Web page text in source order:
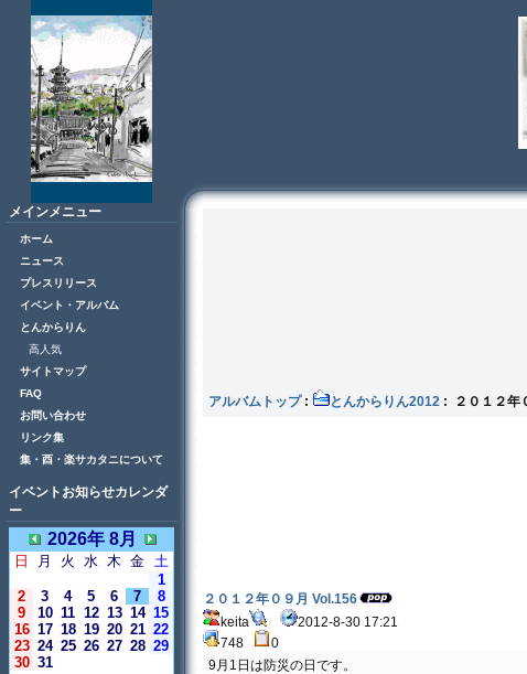
メインメニュー
ホーム
ニュース
プレスリリース
イベント・アルバム
とんからりん
高人気
サイトマップ
FAQ
お問い合わせ
リンク集
集・酉・楽サカタニについて
イベントお知らせカレンダ
ー
2026年 8月
日 月 火 水 木 金 土
1
2
3 4 5 6 7
8
9
10 11 12 13 14 15
16 17 18 19 20 21 22
23 24 25 26 27 28 29
30 31
アルバムトップ: とんからりん2012 : ２０１２年
２０１２年０９月 Vol.156
keita
2012-8-30 17:21
748
0
9月1日は防災の日です。